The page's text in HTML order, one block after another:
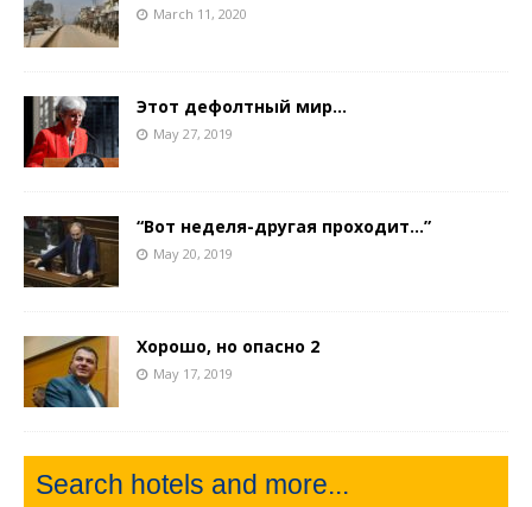
March 11, 2020
Этот дефолтный мир…
May 27, 2019
“Вот неделя-другая проходит…”
May 20, 2019
Хорошо, но опасно 2
May 17, 2019
Search hotels and more...